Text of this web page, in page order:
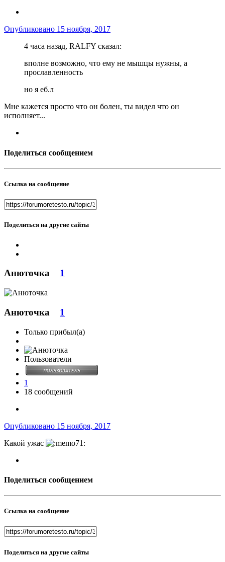
Опубликовано 15 ноября, 2017
4 часа назад, RALFY сказал:
вполне возможно, что ему не мышцы нужны, а
прославленность
но я еб.л
Мне кажется просто что он болен, ты видел что он
исполняет...
Поделиться сообщением
Ссылка на сообщение
Поделиться на другие сайты
Анюточка 1
Анюточка 1
Только прибыл(а)
Пользователи
1
18 сообщений
Опубликовано 15 ноября, 2017
Какой ужас
Поделиться сообщением
Ссылка на сообщение
Поделиться на другие сайты